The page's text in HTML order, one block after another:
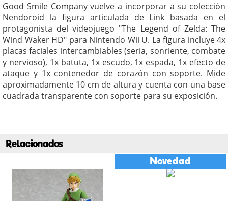
Good Smile Company vuelve a incorporar a su colección
Nendoroid la figura articulada de Link basada en el
protagonista del videojuego "The Legend of Zelda: The
Wind Waker HD" para Nintendo Wii U. La figura incluye 4x
placas faciales intercambiables (seria, sonriente, combate
y nervioso), 1x batuta, 1x escudo, 1x espada, 1x efecto de
ataque y 1x contenedor de corazón con soporte. Mide
aproximadamente 10 cm de altura y cuenta con una base
cuadrada transparente con soporte para su exposición.
Relacionados
Novedad